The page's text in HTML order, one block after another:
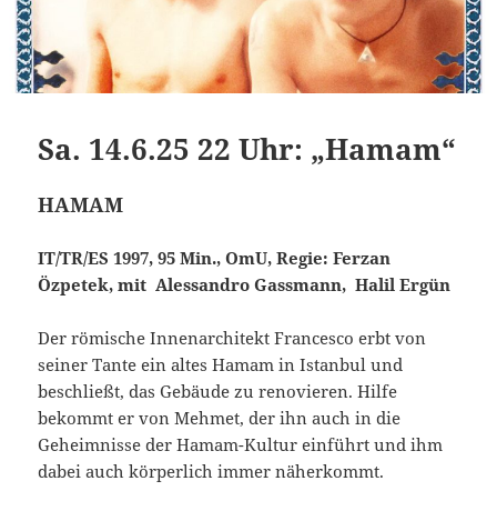
Sa. 14.6.25 22 Uhr: „Hamam“
HAMAM
IT/TR/ES 1997, 95 Min., OmU, Regie: Ferzan
Özpetek, mit Alessandro Gass­mann, Halil Ergün
Der römische Innenarchitekt Francesco erbt von
seiner Tante ein altes Hamam in Istanbul und
beschließt, das Gebäude zu renovieren. Hilfe
bekommt er von Mehmet, der ihn auch in die
Geheimnisse der Hamam-Kultur einführt und ihm
dabei auch körperlich immer näherkommt.